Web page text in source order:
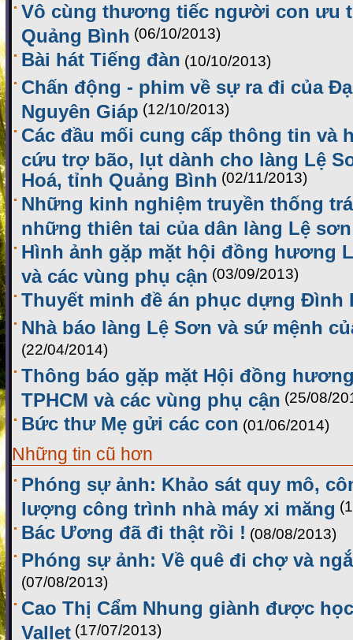
Vô cùng thương tiếc người con ưu
Quảng Bình (06/10/2013)
Bài hát Tiếng đàn (10/10/2013)
Chấn động - phim về sự ra đi của
Nguyên Giáp (12/10/2013)
Các đầu mối cung cấp thông tin và
cứu trợ bão, lụt dành cho làng Lệ
Hoá, tỉnh Quảng Bình (02/11/2013)
Những kinh nghiệm truyền thống
những thiên tai của dân làng Lệ sơn
Hình ảnh gặp mặt hội đồng hương
và các vùng phụ cận (03/09/2013)
Thuyết minh đề án phục dựng Đình
Nhà báo làng Lệ Sơn và sứ mệnh
(22/04/2014)
Thông báo gặp mặt Hội đồng
TPHCM và các vùng phụ cận (25/08/
Bức thư Mẹ gửi các con (01/06/2014)
Những tin cũ hơn
Phóng sự ảnh: Khảo sát quy mô,
lượng công trình nhà máy xi măng
Bác Ương đã đi thật rồi ! (08/08/2013)
Phóng sự ảnh: Về quê đi chợ và
(07/08/2013)
Cao Thị Cẩm Nhung giành được
Vallet (17/07/2013)